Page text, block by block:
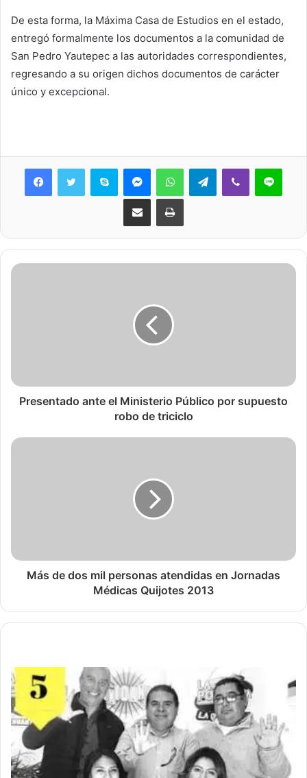
De esta forma, la Máxima Casa de Estudios en el estado,
entregó formalmente los documentos a la comunidad de
San Pedro Yautepec a las autoridades correspondientes,
regresando a su origen dichos documentos de carácter
único y excepcional.
Skype MessengerWhatsAppTelegramViber Line
Share via Email Print
Presentado ante el Ministerio Público por supuesto
robo de triciclo
Más de dos mil personas atendidas en Jornadas
Médicas Quijotes 2013